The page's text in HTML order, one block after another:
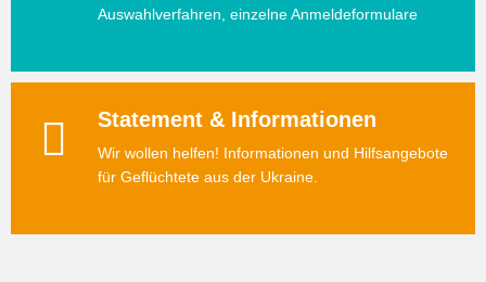
Auswahlverfahren, einzelne Anmeldeformulare
Statement & Informationen
Wir wollen helfen! Informationen und Hilfsangebote
für Geflüchtete aus der Ukraine.